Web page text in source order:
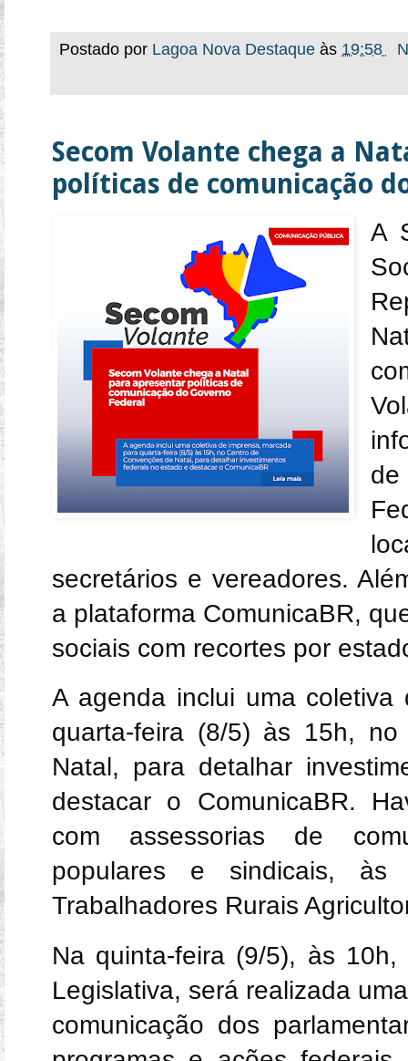
Postado por Lagoa Nova Destaque às 19:58
Secom Volante chega a
políticas de comunicação
A
secretários e vereadores.
a plataforma ComunicaBR,
sociais com recortes por
A agenda inclui uma coletiva
quarta-feira (8/5) às 15h,
Natal, para detalhar
destacar o ComunicaBR.
com assessorias de
populares e sindicais,
Trabalhadores Rurais
Na quinta-feira (9/5), às
Legislativa, será realizada
comunicação dos